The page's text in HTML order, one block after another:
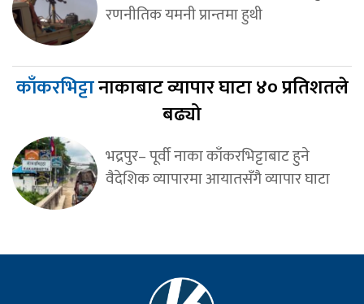
रणनीतिक यमनी प्रान्तमा हुथी
काँकरभिट्टानाकाबाट व्यापार घाटा ४० प्रतिशतले
बढ्यो
भद्रपुर– पूर्वी नाका काँकरभिट्टाबाट हुने
वैदेशिक व्यापारमा आयातसँगै व्यापार घाटा